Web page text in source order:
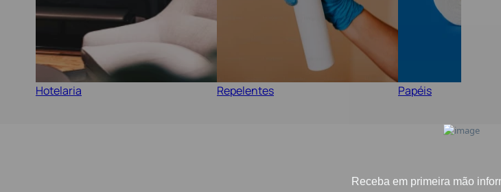
Hotelaria Repelentes Papéis